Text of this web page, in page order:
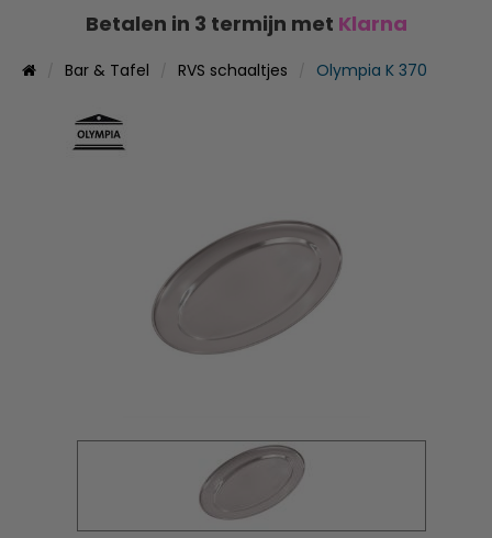
Betalen in 3 termijn met Klarna
Bar & Tafel RVS schaaltjes Olympia K 370